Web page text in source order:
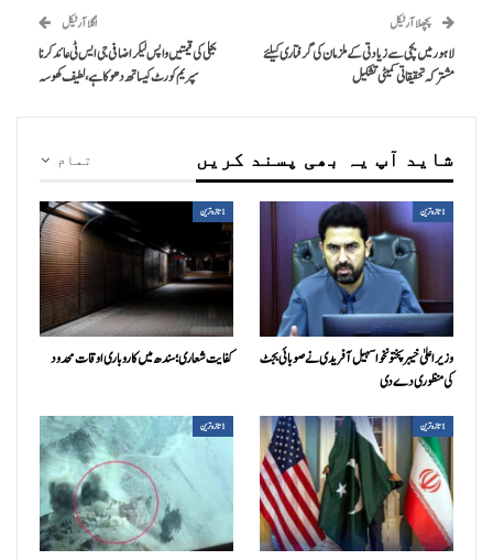
پچھلا آرٹیکل
لاہور میں بچی سے زیادتی کے ملزمان کی گرفتاری کیلئے
مشترکہ تحقیقاتی کمیٹی تشکیل
اگلا آرٹیکل
بجلی کی قیمتیں واپس لیکر اضافی جی ایس ٹی عائد کرنا
سپریم کورٹ کیساتھ دھوکاہے، لطیف کھوسہ
تمام شاید آپ یہ بھی پسند کریں
1تازہ ترین
وزیراعلیٰ خیبرپختونخوا سہیل آفریدی نے صوبائی بجٹ
کی منظوری دے دی
1تازہ ترین
کفایت شعاری؛ سندھ میں کاروباری اوقات محدود
1تازہ ترین 1تازہ ترین